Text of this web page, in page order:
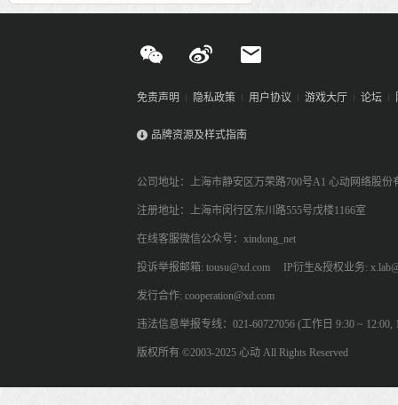
免责声明 隐私政策 用户协议 游戏大厅 论坛
品牌资源及样式指南
公司地址：上海市静安区万荣路700号A1 心动网络股份
注册地址：上海市闵行区东川路555号戊楼1166室
在线客服微信公众号：xindong_net
投诉举报邮箱: tousu@xd.com IP衍生&授权业务:
发行合作: cooperation@xd.com
违法信息举报专线：021-60727056 (工作日 9:30 ~ 12:00,
版权所有 ©2003-2025 心动 All Rights Reserved